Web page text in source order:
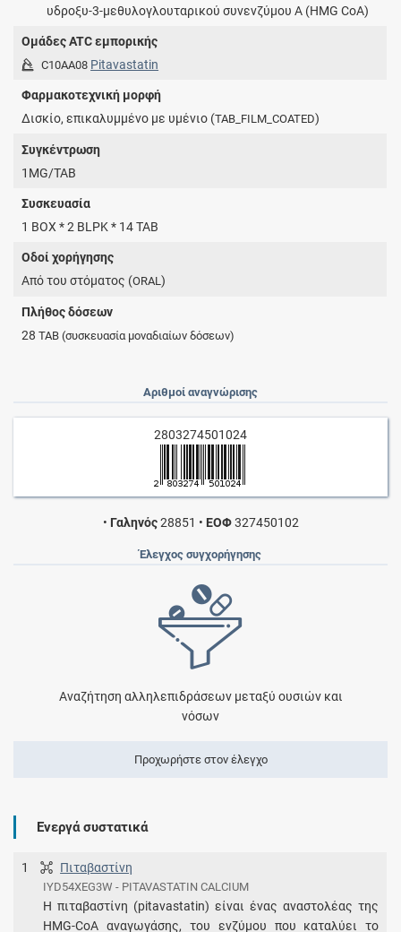
υδροξυ-3-μεθυλογλουταρικού συνενζύμου Α (HMG CoA)
Ομάδες ATC εμπορικής
C10AA08 Pitavastatin
Φαρμακοτεχνική μορφή
Δισκίο, επικαλυμμένο με υμένιο (TAB_FILM_COATED)
Συγκέντρωση
1MG/TAB
Συσκευασία
1 BOX * 2 BLPK * 14 TAB
Οδοί χορήγησης
Από του στόματος (ORAL)
Πλήθος δόσεων
28TAB (συσκευασία μοναδιαίων δόσεων)
Αριθμοί αναγνώρισης
2803274501024
• Γαληνός28851 • ΕΟΦ327450102
Έλεγχος συγχορήγησης
Αναζήτηση αλληλεπιδράσεων μεταξύ ουσιών και
νόσων
Προχωρήστε στον έλεγχο
Ενεργά συστατικά
1 Πιταβαστίνη
IYD54XEG3W - PITAVASTATIN CALCIUM
Η πιταβαστίνη (pitavastatin) είναι ένας αναστολέας της
HMG-CoA αναγωγάσης, του ενζύμου που καταλύει το